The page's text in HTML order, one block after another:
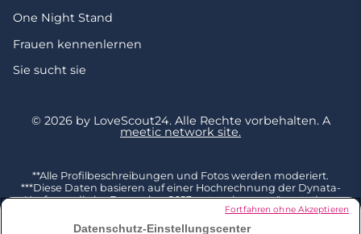
One Night Stand
Frauen kennenlernen
Sie sucht sie
© 2026 by LoveScout24. Alle Rechte vorbehalten. A
meetic network site.
**Alle Profilbeschreibungen und Fotos werden moderiert.
***Diese Daten basieren auf einer Hochrechnung der Dynata-
Umfrage, die im Dezember 2023 unter einer repräsentativen
Stichprobe von 2002 Befragten ab 18 Jahren in Deutschland
durchgeführt und mit der Gesamtbevölkerung dieser
Datenschutz-Einstellungscenter
Fortfahren ohne Akzeptieren